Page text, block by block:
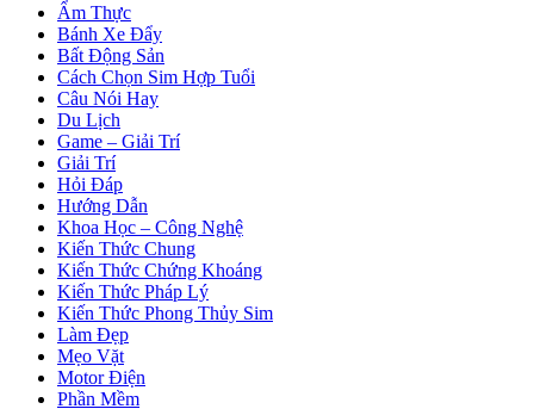
Ẩm Thực
Bánh Xe Đẩy
Bất Động Sản
Cách Chọn Sim Hợp Tuổi
Câu Nói Hay
Du Lịch
Game – Giải Trí
Giải Trí
Hỏi Đáp
Hướng Dẫn
Khoa Học – Công Nghệ
Kiến Thức Chung
Kiến Thức Chứng Khoáng
Kiến Thức Pháp Lý
Kiến Thức Phong Thủy Sim
Làm Đẹp
Mẹo Vặt
Motor Điện
Phần Mềm